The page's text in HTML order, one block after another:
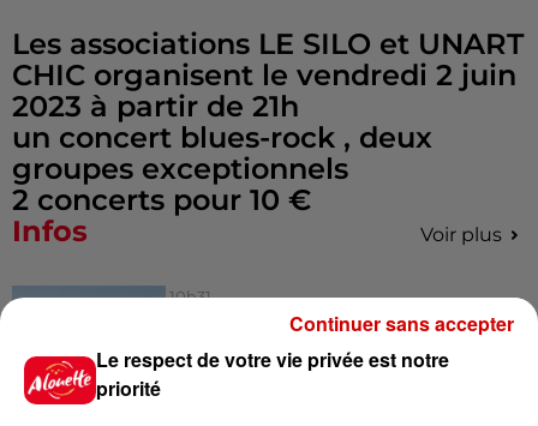
Les associations LE SILO et UNART
CHIC organisent le vendredi 2 juin
2023 à partir de 21h
un concert blues-rock , deux
groupes exceptionnels
2 concerts pour 10 €
Infos
Voir plus
10h31
Corrèze : le Musée Jacques
Chirac cambriolé pour la
troisième fois...
Le respect de votre vie privée est notre
priorité
Continuer sans accepter